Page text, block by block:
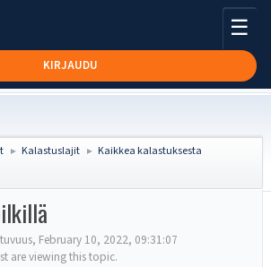
KIRJAUDU
☰
► Kalastuslajit ► Kaikkea kalastuksesta
February 10, 2022, 09:31:07
are viewing this topic.